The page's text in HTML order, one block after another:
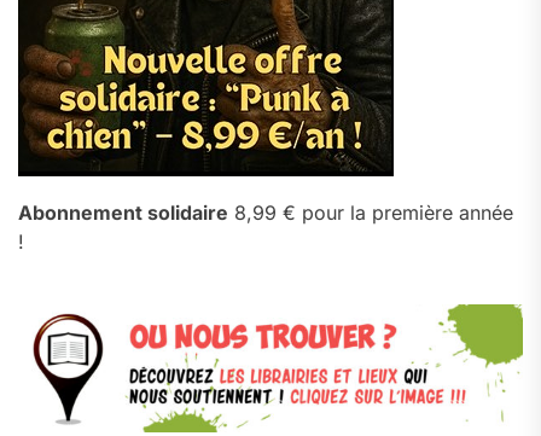
Abonnement solidaire 8,99 € pour la première année
!